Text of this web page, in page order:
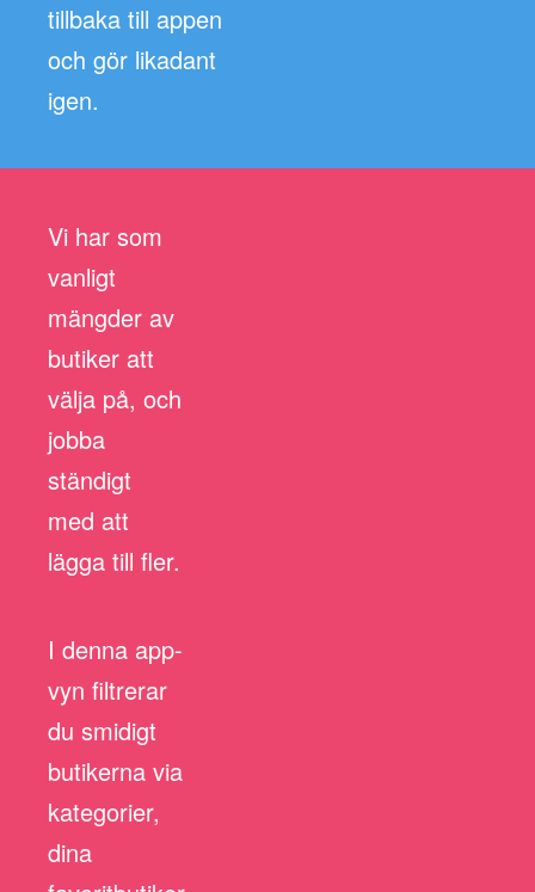
tillbaka till appen
och gör likadant
igen.
Vi har som
vanligt
mängder av
butiker att
välja på, och
jobba
ständigt
med att
lägga till fler.
I denna app-
vyn filtrerar
du smidigt
butikerna via
kategorier,
dina